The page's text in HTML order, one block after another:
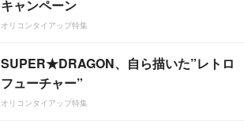
キャンペーン
オリコンタイアップ特集
SUPER★DRAGON、自ら描いた”レトロ
フューチャー”
オリコンタイアップ特集